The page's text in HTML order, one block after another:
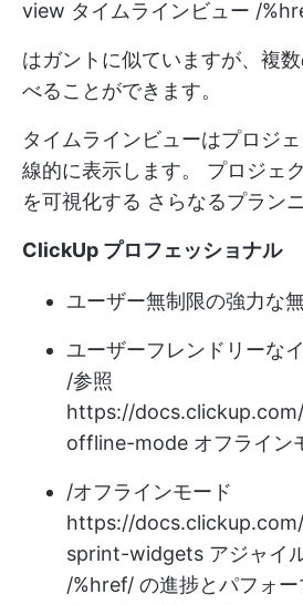
view タイムラインビュー /
はガントに似ていますが、複
べることができます。
タイムラインビューはプロジ
線的に表示します。 プロジェ
を可視化する さらなるプラン
ClickUp プロフェッショナル
ユーザー無制限の強力な
ユーザーフレンドリーな
/参照
https://
offline-mode オフライン
/オフラインモード
https://
sprint-widgets アジャイ
/%href/ の進捗とパフォ